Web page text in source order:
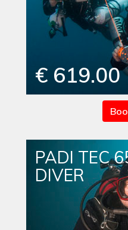
€ 619.00
PADI TEC
DIVER